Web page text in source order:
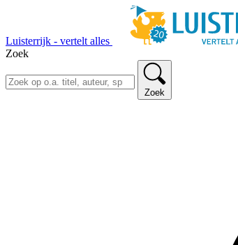
Luisterrijk - vertelt alles
Zoek
Zoek